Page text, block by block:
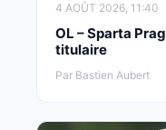
4 AOÛT 2026, 11:40
OL – Sparta
titulaire
Par Bastien Aubert